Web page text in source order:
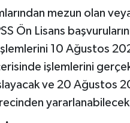
mezun olan
Ön Lisans
10 Ağustos
işlemlerini
ve 20 Ağustos